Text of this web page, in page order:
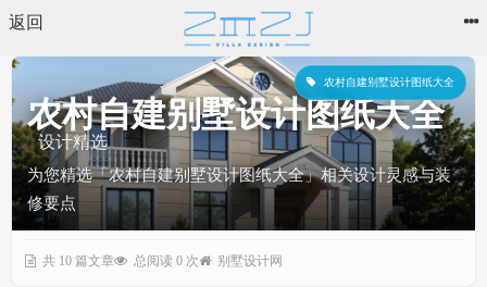
返回
农村自建别墅设计图纸大全
设计精选
为您精选「农村自建别墅设计图纸大全」相关设计灵感与装
修要点
农村自建别墅设计图纸大全
共 10 篇文章 总阅读 0 次 别墅设计网